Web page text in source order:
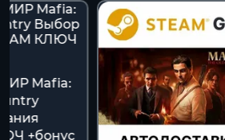
Mafia:
+бонус